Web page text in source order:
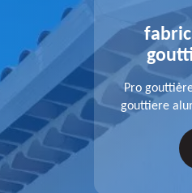
83
ses
Var,
de
Pro
gouttiere
veille à
durables